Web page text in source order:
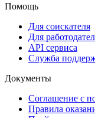
Помощь
Для соискателя
Для
API сервиса
Служба
Документы
Соглашение с
Правила